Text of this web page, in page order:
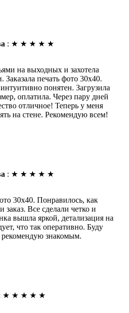
: ★ ★ ★ ★ ★
на выходных и захотела
Заказала печать фото 30х40.
понятен. Загрузила
оплатила. Через пару дней
отличное! Теперь у меня
на стене. Рекомендую всем!
: ★ ★ ★ ★ ★
30х40. Понравилось, как
заказ. Все сделали четко и
вышла яркой, детализация на
что так оперативно. Буду
рекомендую знакомым.
★ ★ ★ ★ ★